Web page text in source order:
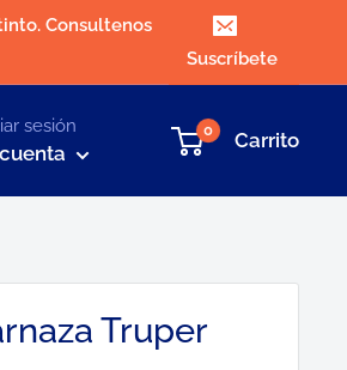
Consultenos
Suscríbete
sesión 0 Carrito
Truper